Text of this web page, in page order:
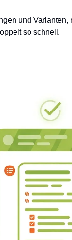
und Varianten,
so schnell.